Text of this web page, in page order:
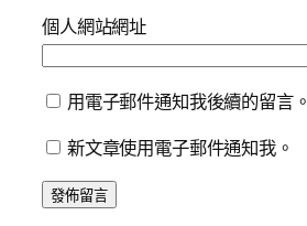
個人網站網址
用電子郵件通知我後續的留言。
新文章使用電子郵件通知我。